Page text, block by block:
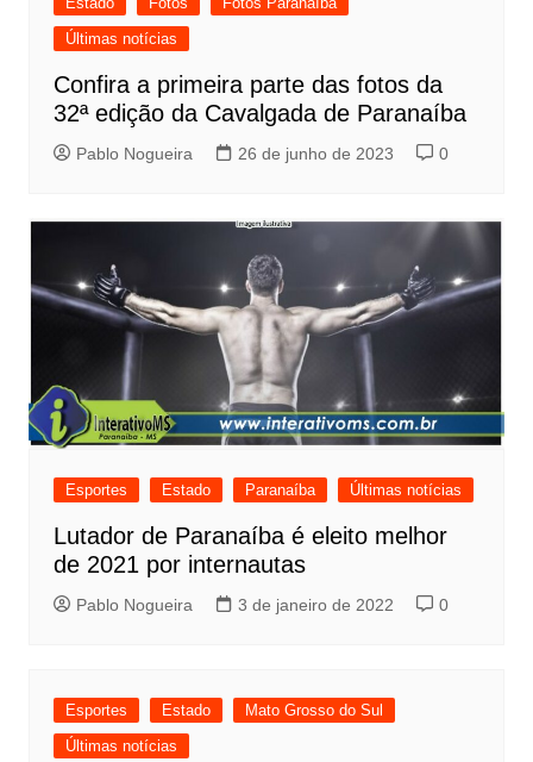
Últimas notícias
Confira a primeira parte das fotos da
32ª edição da Cavalgada de Paranaíba
Pablo Nogueira 26 de junho de 2023 0
Esportes Estado Paranaíba Últimas notícias
Lutador de Paranaíba é eleito melhor
de 2021 por internautas
Pablo Nogueira 3 de janeiro de 2022 0
Esportes Estado
Mato Grosso do Sul
Últimas notícias